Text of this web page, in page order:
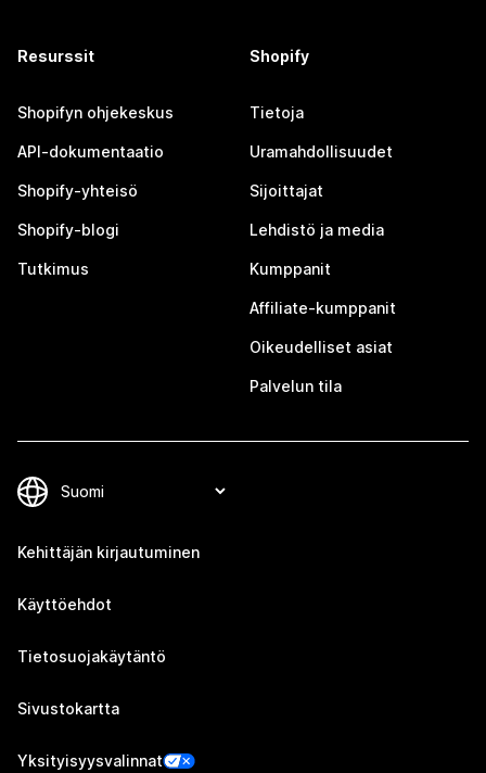
Resurssit
Shopifyn ohjekeskus
API-dokumentaatio
Shopify-yhteisö
Shopify-blogi
Tutkimus
Shopify
Tietoja
Uramahdollisuudet
Sijoittajat
Lehdistö ja media
Kumppanit
Affiliate-kumppanit
Oikeudelliset asiat
Palvelun tila
Kehittäjän kirjautuminen
Käyttöehdot
Tietosuojakäytäntö
Sivustokartta
Yksityisyysvalinnat